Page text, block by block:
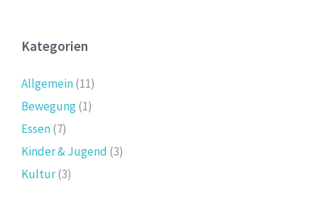
Kategorien
Allgemein(11)
Bewegung(1)
Essen(7)
Kinder & Jugend (3)
Kultur(3)